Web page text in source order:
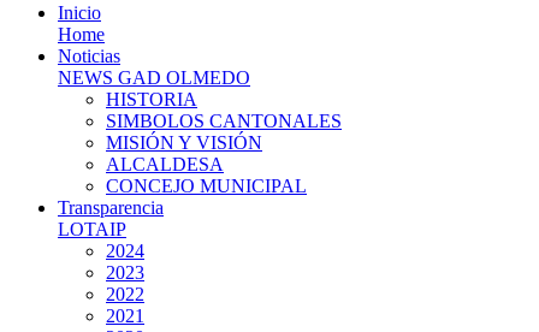
Inicio
Home
Noticias
NEWS GAD OLMEDO
HISTORIA
SIMBOLOS CANTONALES
MISIÓN Y VISIÓN
ALCALDESA
CONCEJO MUNICIPAL
Transparencia
LOTAIP
2024
2023
2022
2021